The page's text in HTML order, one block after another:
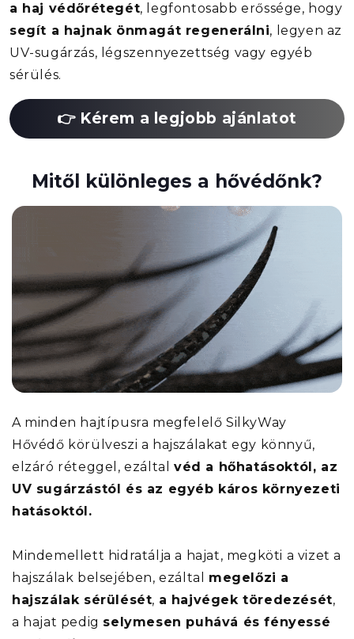
a haj védőrétegét, legfontosabb erőssége, hogy
segít a hajnak önmagát regenerálni, legyen az
UV-sugárzás, légszennyezettség vagy egyéb
sérülés.
👉 Kérem a legjobb ajánlatot
Mitől különleges a hővédőnk?
A minden hajtípusra megfelelő SilkyWay
Hővédő körülveszi a hajszálakat egy könnyű,
elzáró réteggel, ezáltal véd a hőhatásoktól, az
UV sugárzástól és az egyéb káros környezeti
hatásoktól.
Mindemellett hidratálja a hajat, megköti a vizet a
hajszálak belsejében, ezáltal megelőzi a
hajszálak sérülését, a hajvégek töredezését,
a hajat pedig selymesen puhává és fényessé